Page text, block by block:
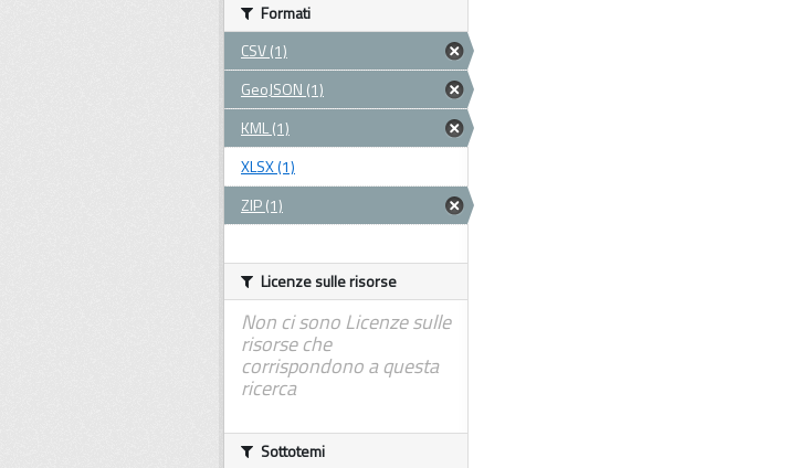
Formati
CSV (1)
GeoJSON (1)
KML (1)
XLSX (1)
ZIP (1)
Licenze sulle risorse
Non ci sono Licenze sulle
risorse che
corrispondono a questa
ricerca
Sottotemi